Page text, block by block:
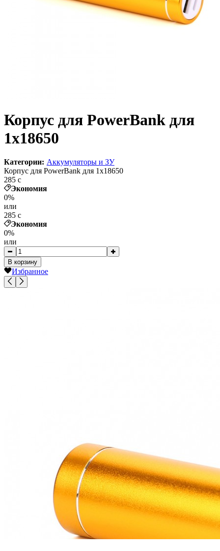
Корпус для PowerBank для
1x18650
Категории: Аккумуляторы и ЗУ
Корпус для PowerBank для 1x18650
285 c
Экономия
0%
или
285 c
Экономия
0%
или
В корзину
Избранное